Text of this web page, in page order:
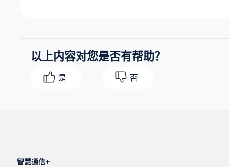
以上内容对您是否有帮助？
是 否
智慧通信